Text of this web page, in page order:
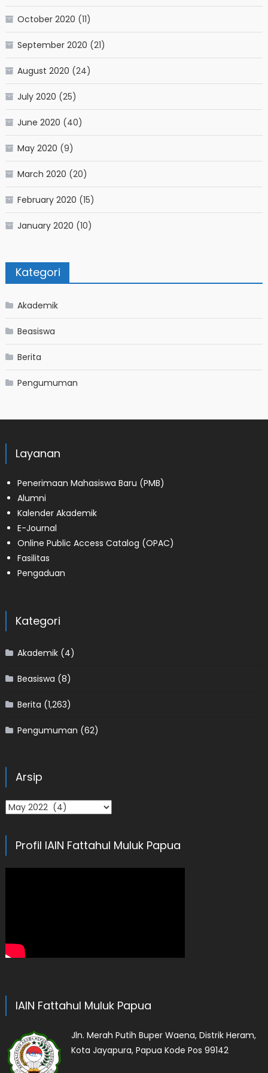
October 2020 (11)
September 2020 (21)
August 2020 (24)
July 2020 (25)
June 2020 (40)
May 2020 (9)
March 2020 (20)
February 2020 (15)
January 2020 (10)
Kategori
Akademik
Beasiswa
Berita
Pengumuman
Layanan
Penerimaan Mahasiswa Baru (PMB)
Alumni
Kalender Akademik
E-Journal
Online Public Access Catalog (OPAC)
Fasilitas
Pengaduan
Kategori
Akademik(4)
Beasiswa (8)
Berita (1,263)
Pengumuman (62)
Arsip
Arsip
Profil IAIN Fattahul Muluk Papua
IAIN Fattahul Muluk Papua
Jln. Merah Putih Buper Waena, Distrik Heram,
Kota Jayapura, Papua Kode Pos 99142